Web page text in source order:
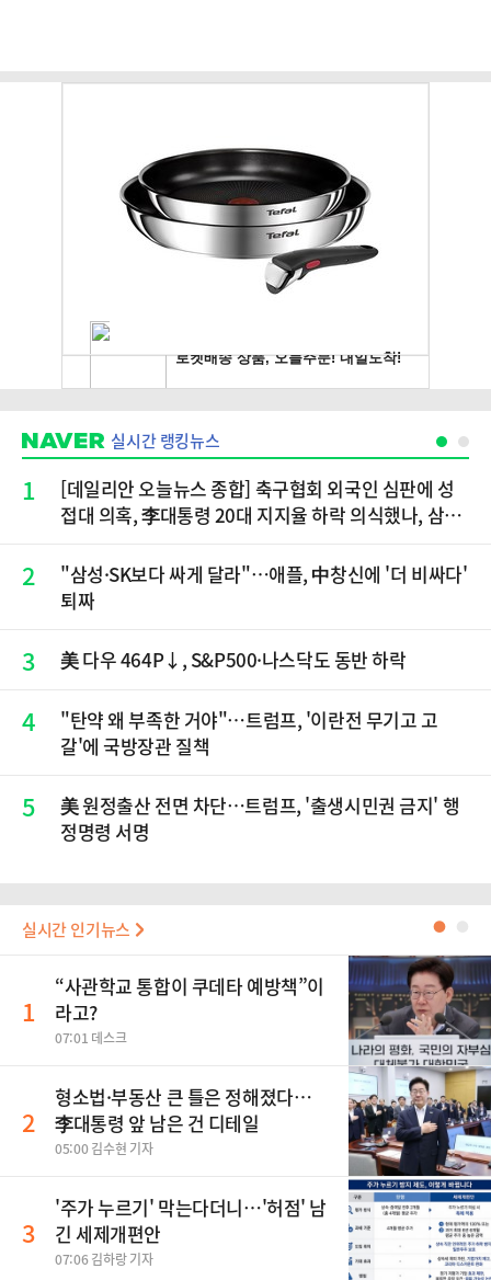
실시간 랭킹뉴스
1
[데일리안 오늘뉴스 종합] 축구협회 외국인 심판에 성
접대 의혹, 李대통령 20대 지지율 하락 의식했나, 삼전
재점화, 김민석 "과반 승리 가능성 99%" 등
2
"삼성·SK보다 싸게 달라"…애플, 中창신에 '더 비싸다'
퇴짜
3 美 다우 464P↓, S&P500·나스닥도 동반 하락
4
"탄약 왜 부족한 거야"…트럼프, '이란전 무기고 고
갈'에 국방장관 질책
5
美 원정출산 전면 차단…트럼프, '출생시민권 금지' 행
정명령 서명
실시간 인기뉴스 ●
1
“사관학교 통합이 쿠데타 예방책”이
라고?
07:01 데스크
2
형소법·부동산 큰 틀은 정해졌다…
李대통령 앞 남은 건 디테일
05:00 김수현 기자
3
'주가 누르기' 막는다더니…'허점' 남
긴 세제개편안
07:06 김하랑 기자